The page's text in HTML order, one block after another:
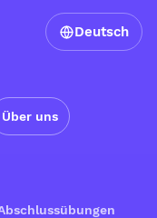
Über uns
Deutsch